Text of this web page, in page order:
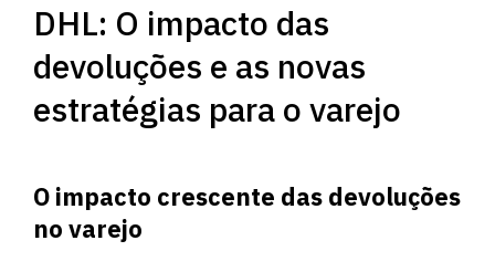
DHL: O impacto das
devoluções e as novas
estratégias para o varejo
O impacto crescente das devoluções
no varejo